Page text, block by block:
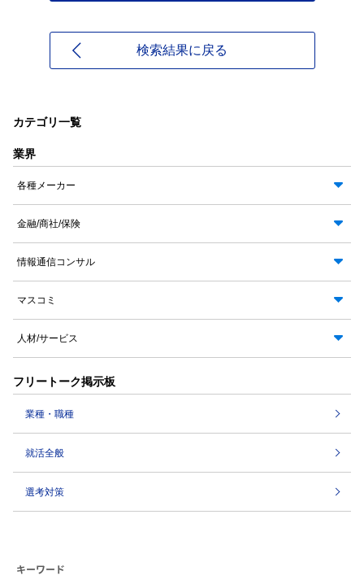
検索結果に戻る
カテゴリ一覧
業界
各種メーカー
金融/商社/保険
情報通信コンサル
マスコミ
人材/サービス
フリートーク掲示板
業種・職種
就活全般
選考対策
キーワード